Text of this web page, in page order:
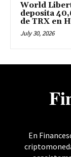
World
deposita
de TRX en
July 30, 2026
En